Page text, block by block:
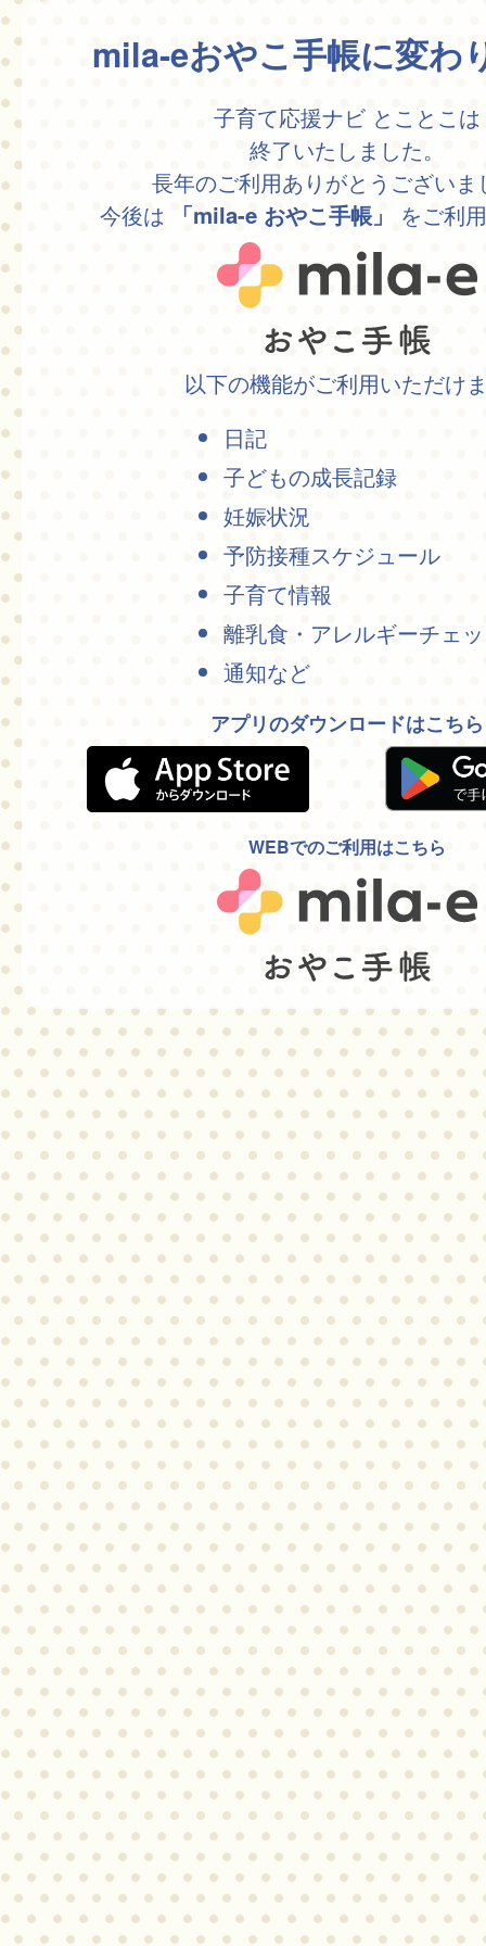
mila-eおやこ手帳に変わ
子育て応援ナビ とことこは
終了いたしました。
長年のご利用ありがとうございま
今後は
「mila-e おやこ手帳」 をご利
以下の機能がご利用いただけ
日記
子どもの成長記録
妊娠状況
予防接種スケジュール
子育て情報
離乳食・アレルギーチェ
通知など
アプリのダウンロードはこちら
WEBでのご利用はこちら